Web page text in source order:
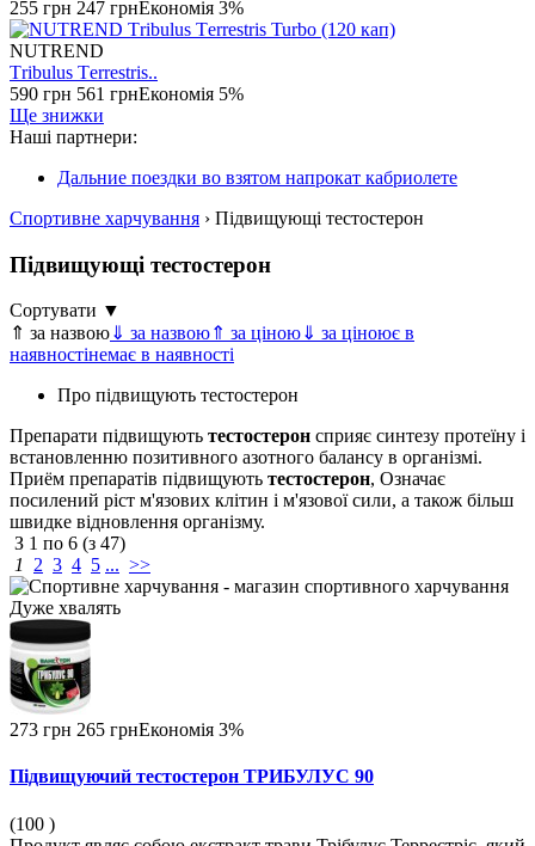
255 грн 247 грнЕкономія 3%
NUTREND
Тribulus Тerrestris..
590 грн 561 грнЕкономія 5%
Ще знижки
Наші партнери:
Дальние поездки во взятом напрокат кабриолете
Спортивне харчування › Підвищующі тестостерон
Підвищующі тестостерон
Сортувати ▼
⇑ за назвою⇓ за назвою⇑ за ціною⇓ за ціноює в
наявностінемає в наявності
Про підвищують тестостерон
Препарати підвищують тестостерон сприяє синтезу протеїну і
встановленню позитивного азотного балансу в організмі.
Приём препаратів підвищують тестостерон, Означає
посилений ріст м'язових клітин і м'язової сили, а також більш
швидке відновлення організму.
З 1 по 6 (з 47)
1
2 3 4 5 ... >>
Дуже хвалять
273 грн 265 грнЕкономія 3%
Підвищуючий тестостерон ТРИБУЛУС 90
(100 )